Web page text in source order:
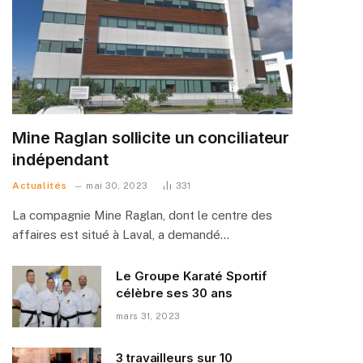
Mine Raglan sollicite un conciliateur
indépendant
Actualités mai 30, 2023 331
La compagnie Mine Raglan, dont le centre des
affaires est situé à Laval, a demandé…
Le Groupe Karaté Sportif
célèbre ses 30 ans
mars 31, 2023
3 travailleurs sur 10